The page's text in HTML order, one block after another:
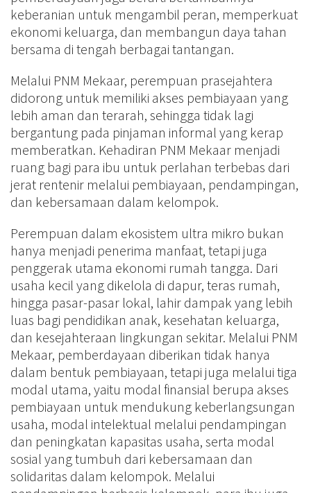
keberanian untuk mengambil peran, memperkuat
ekonomi keluarga, dan membangun daya tahan
bersama di tengah berbagai tantangan.
Melalui PNM Mekaar, perempuan prasejahtera
didorong untuk memiliki akses pembiayaan yang
lebih aman dan terarah, sehingga tidak lagi
bergantung pada pinjaman informal yang kerap
memberatkan. Kehadiran PNM Mekaar menjadi
ruang bagi para ibu untuk perlahan terbebas dari
jerat rentenir melalui pembiayaan, pendampingan,
dan kebersamaan dalam kelompok.
Perempuan dalam ekosistem ultra mikro bukan
hanya menjadi penerima manfaat, tetapi juga
penggerak utama ekonomi rumah tangga. Dari
usaha kecil yang dikelola di dapur, teras rumah,
hingga pasar-pasar lokal, lahir dampak yang lebih
luas bagi pendidikan anak, kesehatan keluarga,
dan kesejahteraan lingkungan sekitar. Melalui PNM
Mekaar, pemberdayaan diberikan tidak hanya
dalam bentuk pembiayaan, tetapi juga melalui tiga
modal utama, yaitu modal finansial berupa akses
pembiayaan untuk mendukung keberlangsungan
usaha, modal intelektual melalui pendampingan
dan peningkatan kapasitas usaha, serta modal
sosial yang tumbuh dari kebersamaan dan
solidaritas dalam kelompok. Melalui